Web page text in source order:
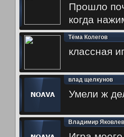
Прошло
когда
Тёма Колегов
классная
влад щелкунов
Умели ж
Владимир Яковлев